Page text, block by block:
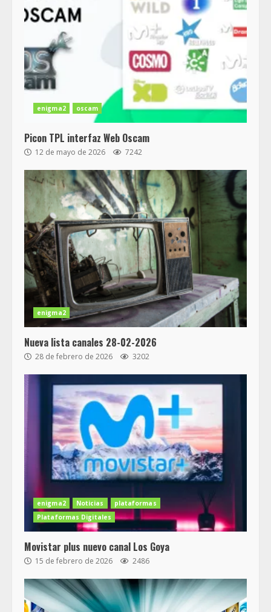
enigma2 oscam
Picon TPL interfaz Web Oscam
12 de mayo de 2026 7242
enigma2
Nueva lista canales 28-02-2026
28 de febrero de 2026 3202
enigma2 Noticias
plataformas
Plataformas Digitales
Movistar plus nuevo canal Los Goya
15 de febrero de 2026 2486